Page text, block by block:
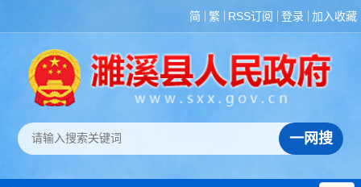
简 繁 RSS订阅 登录 加入收藏